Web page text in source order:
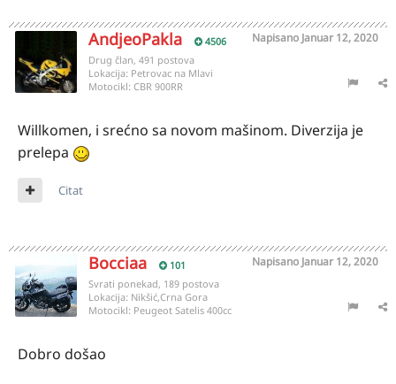
AndjeoPakla 4506 Napisano Januar 12, 2020
Drug član, 491 postova
Lokacija: Petrovac na Mlavi
Motocikl: CBR 900RR
Willkomen, i srećno sa novom mašinom. Diverzija je
prelepa
Citat
Bocciaa 101 Napisano Januar 12, 2020
Svrati ponekad, 189 postova
Lokacija: Nikšić,Crna Gora
Motocikl: Peugeot Satelis 400cc
Dobro došao